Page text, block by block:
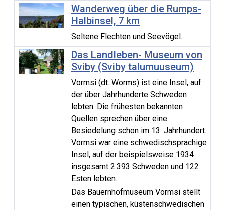
Wanderweg über die Rumps-
Halbinsel, 7 km
Seltene Flechten und Seevögel.
Das Landleben- Museum von
Sviby (Sviby talumuuseum)
Vormsi (dt. Worms) ist eine Insel, auf
der über Jahrhunderte Schweden
lebten. Die frühesten bekannten
Quellen sprechen über eine
Besiedelung schon im 13. Jahrhundert.
Vormsi war eine schwedischsprachige
Insel, auf der beispielsweise 1934
insgesamt 2.393 Schweden und 122
Esten lebten.
Das Bauernhofmuseum Vormsi stellt
einen typischen, küstenschwedischen